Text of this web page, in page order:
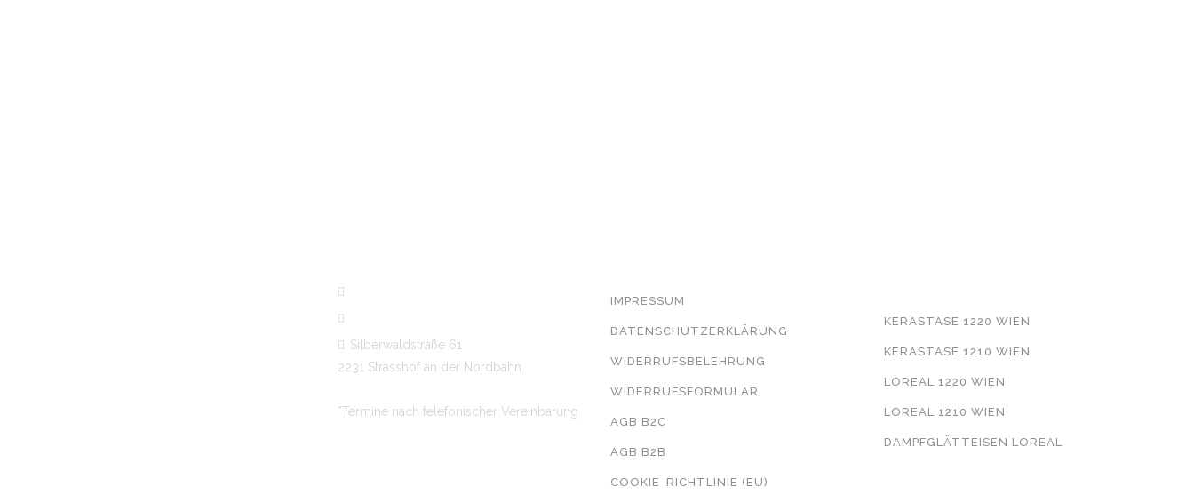
Silberwaldstraße 61
2231 Strasshof an der Nordbahn
*Termine nach telefonischer Vereinbarung
IMPRESSUM
DATENSCHUTZERKLÄRUNG
WIDERRUFSBELEHRUNG
WIDERRUFSFORMULAR
AGB B2C
AGB B2B
COOKIE-RICHTLINIE (EU)
KERASTASE 1220 WIEN
KERASTASE 1210 WIEN
LOREAL 1220 WIEN
LOREAL 1210 WIEN
DAMPFGLÄTTEISEN LOREAL